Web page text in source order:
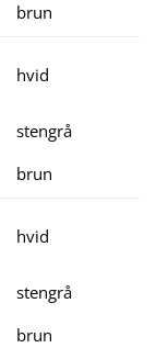
brun
hvid
stengrå
brun
hvid
stengrå
brun